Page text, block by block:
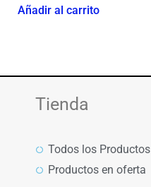
Añadir al carrito
Tienda
Todos los Productos
Productos en oferta